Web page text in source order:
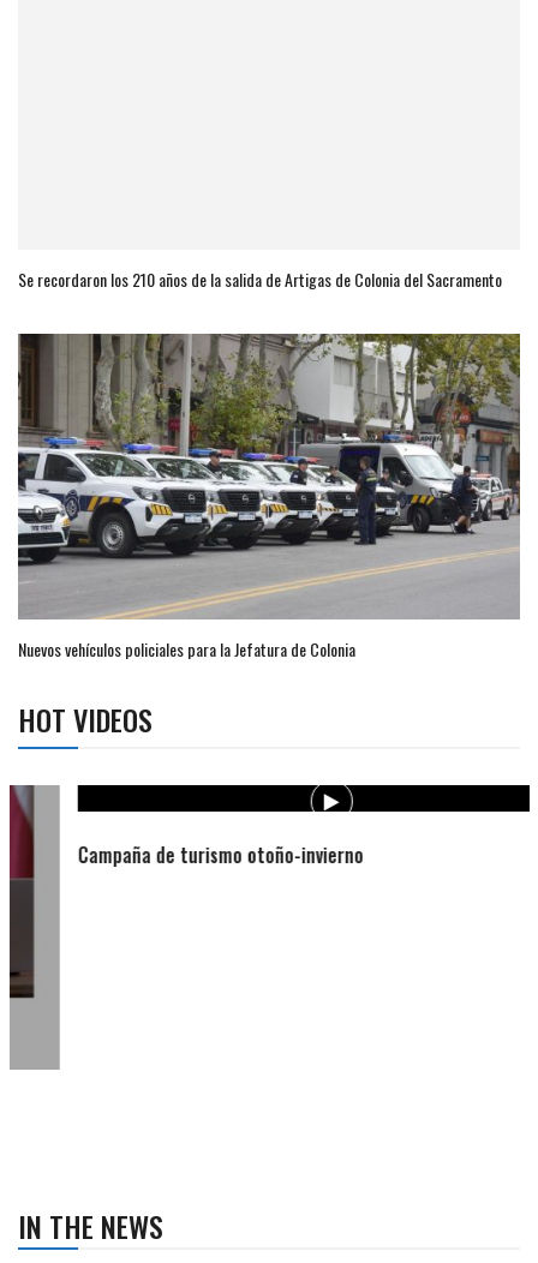
Se recordaron los 210 años de la salida de Artigas de Colonia del Sacramento
Nuevos vehículos policiales para la Jefatura de Colonia
HOT VIDEOS
Campaña de turismo otoño-invierno
IN THE NEWS